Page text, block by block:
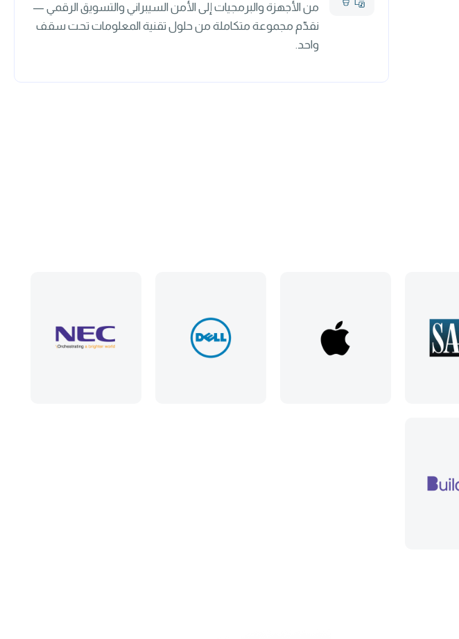
من الأجهزة والبرمجيات إلى الأمن السيبراني والتسويق الرقمي —
نقدّم مجموعة متكاملة من حلول تقنية المعلومات تحت سقف
واحد.